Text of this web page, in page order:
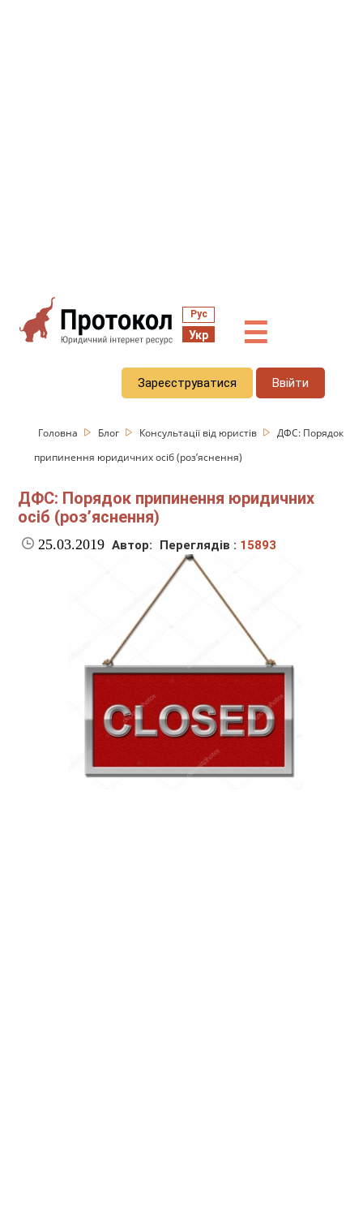
Рус
Укр ☰
Зареєструватися Ввійти
Головна Блог Консультації від юристів
ДФС: Порядок
припинення юридичних осіб (роз’яснення)
ДФС: Порядок припинення юридичних
осіб (роз’яснення)
25.03.2019 Автор: Переглядів : 15893